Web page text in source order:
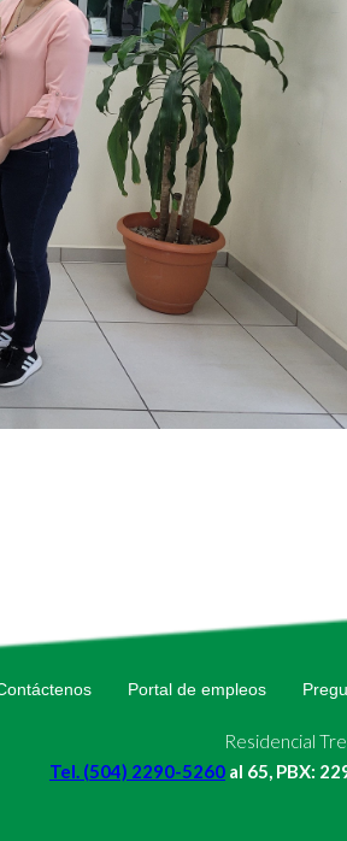
Portal de empleos
Residencial
Tel. (504) 2290-5260 al 65, PBX: